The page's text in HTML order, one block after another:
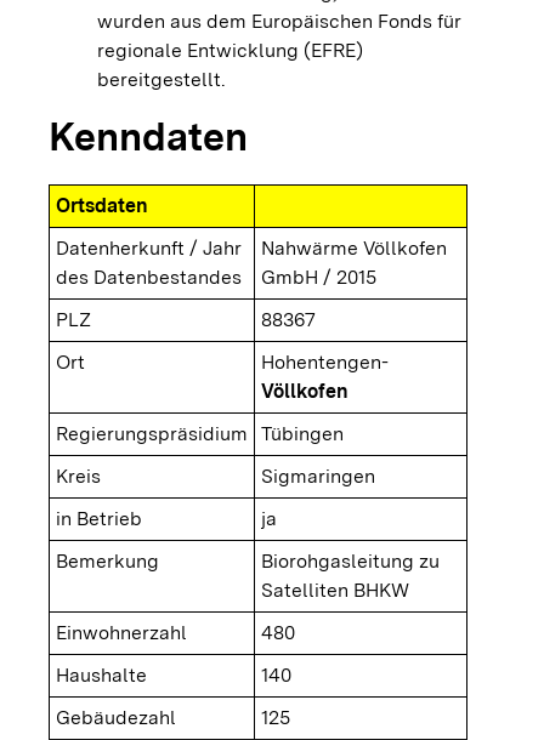
wurden aus dem Europäischen Fonds für
regionale Entwicklung (EFRE)
bereitgestellt.
Kenndaten
Ortsdaten
Datenherkunft / Jahr
des Datenbestandes
Nahwärme Völlkofen
GmbH / 2015
PLZ
88367
Ort
Hohentengen-
Völlkofen
Regierungspräsidium
Tübingen
Kreis
Sigmaringen
in Betrieb
ja
Bemerkung
Biorohgasleitung zu
Satelliten BHKW
Einwohnerzahl
480
Haushalte
140
Gebäudezahl
125